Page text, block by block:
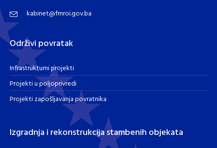
kabinet@fmroi.gov.ba
Održivi povratak
Infrastrukturni projekti
Projekti u poljoprivredi
Projekti zapošljavanja povratnika
Izgradnja i rekonstrukcija stambenih objekata